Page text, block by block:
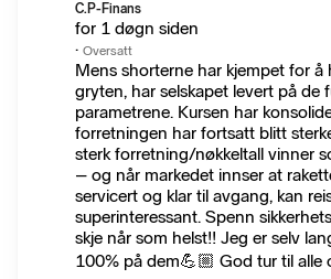
C.P-Finans
for 1 døgn siden
· Oversatt
Mens shorterne har kjempet for å
gryten, har selskapet levert på de
parametrene. Kursen har
forretningen har fortsatt blitt
sterk forretning/nøkkeltall vinner
– og når markedet innser at
servicert og klar til avgang, kan
superinteressant. Spenn
skje når som helst!! Jeg er selv
100% på dem💪🏼 God tur til alle